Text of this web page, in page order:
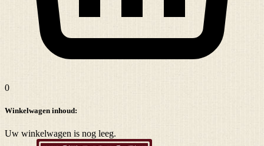
0
Winkelwagen inhoud:
Uw winkelwagen is nog leeg.